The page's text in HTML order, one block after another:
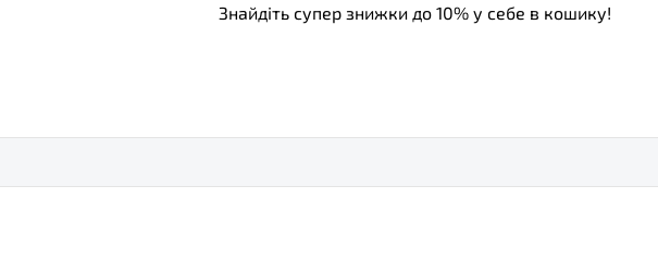
Знайдіть супер знижки до 10% у себе в кошику!